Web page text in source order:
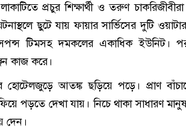
প্রচুর শিক্ষার্থী ও তরুণ
ছুটে যায় ফায়ার সার্ভিসের দুটি
টিমসহ দমকলের একাধিক ইউনিট।
কাজ করে।
হোটেলজুড়ে আতঙ্ক ছড়িয়ে পড়ে। প্রাণ
পড়তে দেখা যায়। নিচে থাকা সাধারণ
দেন।